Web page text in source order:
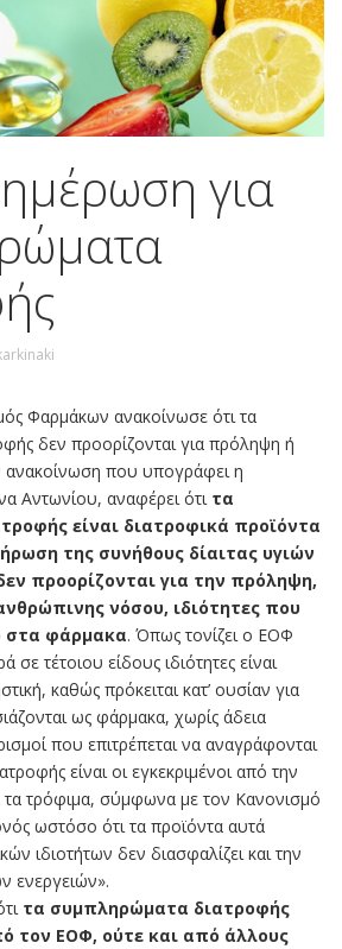
για
Φαρμάκων ανακοίνωσε ότι τα
δεν προορίζονται για πρόληψη ή
ανακοίνωση που υπογράφει η
Αντωνίου, αναφέρει ότι τα
είναι διατροφικά προϊόντα
της συνήθους δίαιτας υγιών
προορίζονται για την πρόληψη,
νόσου, ιδιότητες που
στα φάρμακα. Όπως τονίζει ο ΕΟΦ
τέτοιου είδους ιδιότητες είναι
καθώς πρόκειται κατ’ ουσίαν για
ως φάρμακα, χωρίς άδεια
που επιτρέπεται να αναγράφονται
είναι οι εγκεκριμένοι από την
τρόφιμα, σύμφωνα με τον Κανονισμό
ωστόσο ότι τα προϊόντα αυτά
ιδιοτήτων δεν διασφαλίζει και την
ενεργειών».
τα συμπληρώματα διατροφής
τον ΕΟΦ, ούτε και από άλλους